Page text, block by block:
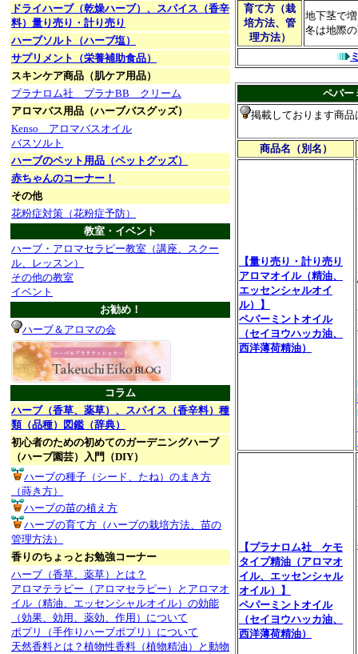
育て方（栽
培方法、管
理方法）
地下茎で
冬は地際
ペパー
掲載しております商
商品名 （別名）
【量り売り・計り売り
アロマオイル（精油、
エッセンシャルオイ
ル）】
ペパーミントオイル
（セイヨウハッカ油、
西洋薄荷精油）
【プラナロム社 ケモ
タイプ精油（アロマオ
イル、エッセンシャル
オイル）】
ペパーミントオイル
（セイヨウハッカ油、
西洋薄荷精油）
ドライハーブ（乾燥ハーブ）、スパイス（香辛
料）量り売り・計り売り
ハーブソルト（ハーブ塩）
サプリメント（栄養補助食品）
スキンケア商品（肌ケア用品）
プラナロム社 プラナBB クリーム
アロマバス用品（ハーブバスグッズ）
Kenso アロマバスオイル
バスソルト
ハーブのペット用品（ペットグッズ）
赤ちゃんのコーナー！
その他
花粉症対策（花粉症予防）
教室・イベント
ハーブ・アロマセラピー教室（講座、スクー
ル、レッスン）
その他の教室
イベント
お勧め！
ハーブ＆アロマの会
コラム
ハーブ（香草、薬草）、スパイス（香辛料）種
類（品種）図鑑（辞典）
初心者のための初めてのガーデニングハーブ
（ハーブ園芸）入門（DIY）
ハーブの種子（シード、たね）のまき方
（蒔き方）
ハーブの苗の植え方
ハーブの育て方（ハーブの栽培方法、苗の
管理方法）
香りのちょっとお勉強コーナー
ハーブ（香草、薬草）とは？
アロマテラピー（アロマセラピー）とアロマオ
イル（精油、エッセンシャルオイル）の効能
（効果、効用、薬効、作用）について
ポプリ（手作りハーブポプリ）について
天然香料とは？植物性香料（植物精油）と動物